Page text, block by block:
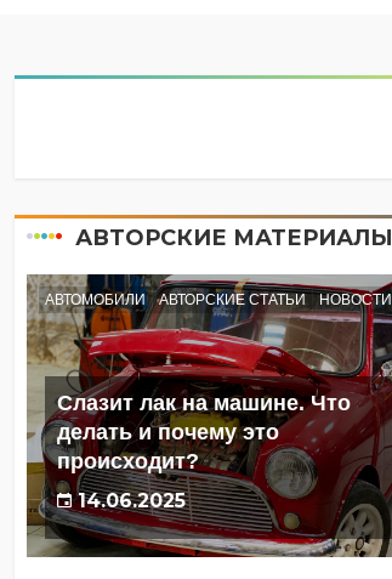
АВТОРСКИЕ МАТЕРИАЛЫ
АВТОМОБИЛИ АВТОРСКИЕ СТАТЬИ НОВОСТИ
Слазит лак на машине. Что
делать и почему это
происходит?
14.06.2025